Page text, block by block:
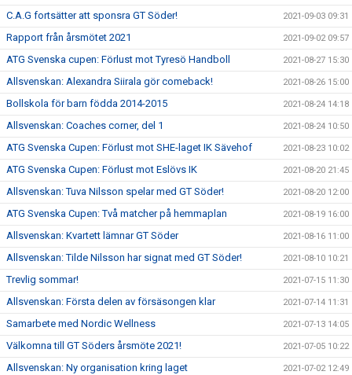
C.A.G fortsätter att sponsra GT Söder! 2021-09-03 09:31
Rapport från årsmötet 2021 2021-09-02 09:57
ATG Svenska cupen: Förlust mot Tyresö Handboll 2021-08-27 15:30
Allsvenskan: Alexandra Siirala gör comeback! 2021-08-26 15:00
Bollskola för barn födda 2014-2015 2021-08-24 14:18
Allsvenskan: Coaches corner, del 1 2021-08-24 10:50
ATG Svenska Cupen: Förlust mot SHE-laget IK Sävehof 2021-08-23 10:02
ATG Svenska Cupen: Förlust mot Eslövs IK 2021-08-20 21:45
Allsvenskan: Tuva Nilsson spelar med GT Söder! 2021-08-20 12:00
ATG Svenska Cupen: Två matcher på hemmaplan 2021-08-19 16:00
Allsvenskan: Kvartett lämnar GT Söder 2021-08-16 11:00
Allsvenskan: Tilde Nilsson har signat med GT Söder! 2021-08-10 10:21
Trevlig sommar! 2021-07-15 11:30
Allsvenskan: Första delen av försäsongen klar 2021-07-14 11:31
Samarbete med Nordic Wellness 2021-07-13 14:05
Välkomna till GT Söders årsmöte 2021! 2021-07-05 10:22
Allsvenskan: Ny organisation kring laget 2021-07-02 12:49